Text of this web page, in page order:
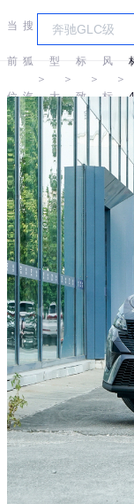
当
前
位
置:
搜
狐
汽
车
＞
车
型
大
全
＞
标
致
＞
东
风
标
致
＞